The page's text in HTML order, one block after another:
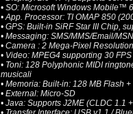
• SO: Microsoft Windows Mobile™
• App. Processor: TI OMAP 850
• GPS: Built-in SiRF Star III Chip,
• Messaging: SMS/MMS/Email/MSN
• Camera : 2 Mega-Pixel Resolution
• Video: MPEG4 supporting 30
• Toni: 128 Polyphonic MIDI
musicali
• Memoria: Built-in: 128 MB Flash
• External: Micro-SD
• Java: Supports J2ME (CLDC 1.1